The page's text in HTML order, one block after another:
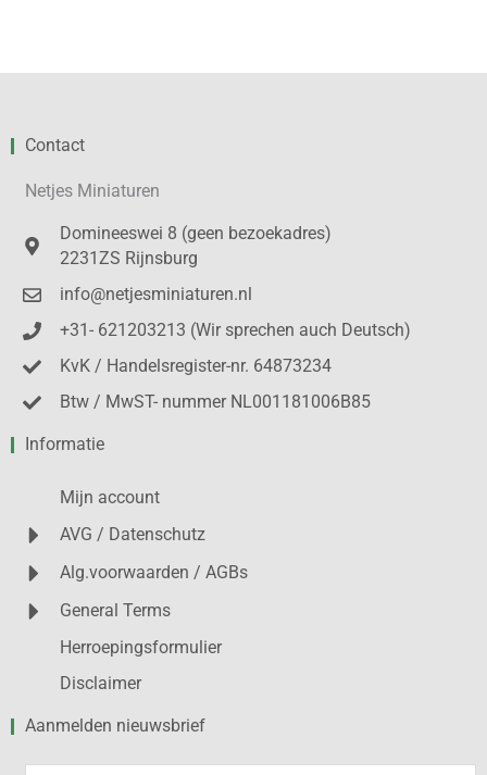
Contact
Netjes Miniaturen
Domineeswei 8 (geen bezoekadres)
2231ZS Rijnsburg
info@netjesminiaturen.nl
+31- 621203213 (Wir sprechen auch Deutsch)
KvK / Handelsregister-nr. 64873234
Btw / MwST- nummer NL001181006B85
Informatie
Mijn account
AVG / Datenschutz
Alg.voorwaarden / AGBs
General Terms
Herroepingsformulier
Disclaimer
Aanmelden nieuwsbrief